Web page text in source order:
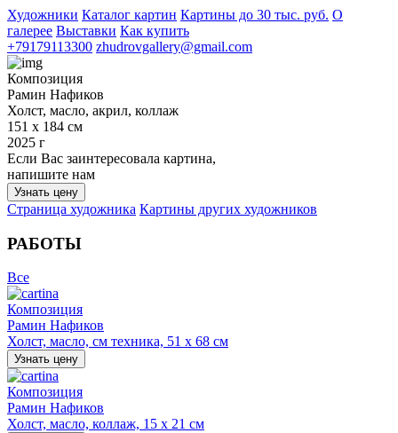
Художники Каталог картин Картины до 30 тыс. руб. О
галерее Выставки Как купить
+79179113300 zhudrovgallery@gmail.com
Композиция
Рамин Нафиков
Холст, масло, акрил, коллаж
151 х 184 см
2025 г
Если Вас заинтересовала картина,
напишите нам
Узнать цену
Страница художника Картины других художников
РАБОТЫ
Все
Композиция
Рамин Нафиков
Холст, масло, см техника, 51 х 68 см
Узнать цену
Композиция
Рамин Нафиков
Холст, масло, коллаж, 15 х 21 см